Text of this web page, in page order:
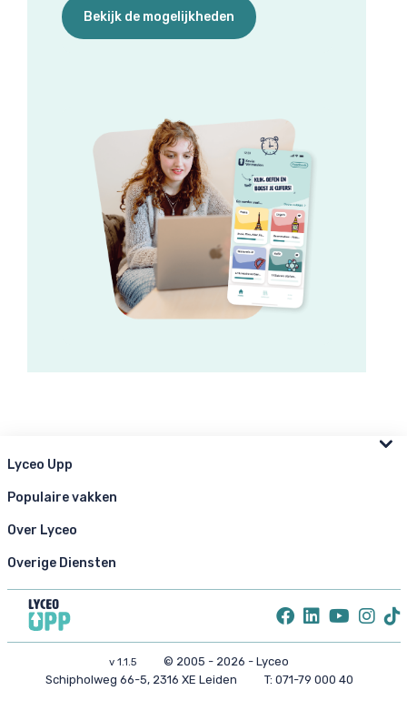
Bekijk de mogelijkheden
Lyceo Upp
Populaire vakken
Over Lyceo
Overige Diensten
v 1.1.5
© 2005 - 2026 - Lyceo
Schipholweg 66-5, 2316 XE Leiden
T: 071-79 000 40